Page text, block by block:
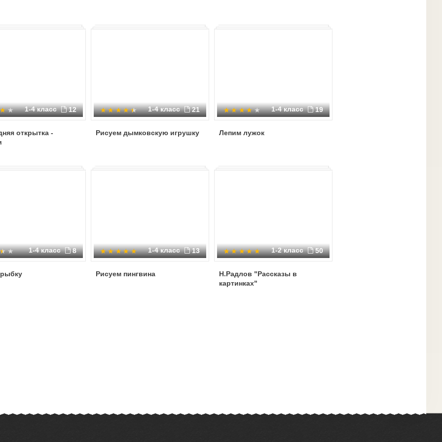
1-4 класс 12
открытка -
1-4 класс 21
Рисуем дымковскую игрушку
1-4 класс 19
Лепим лужок
1-4 класс 8 1-4 класс 13
Рисуем пингвина
1-2 класс 50
Н.Радлов "Рассказы в
картинках"